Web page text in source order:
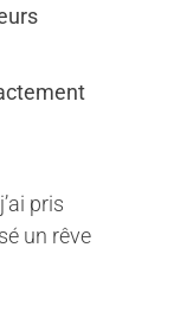
pris
un rêve